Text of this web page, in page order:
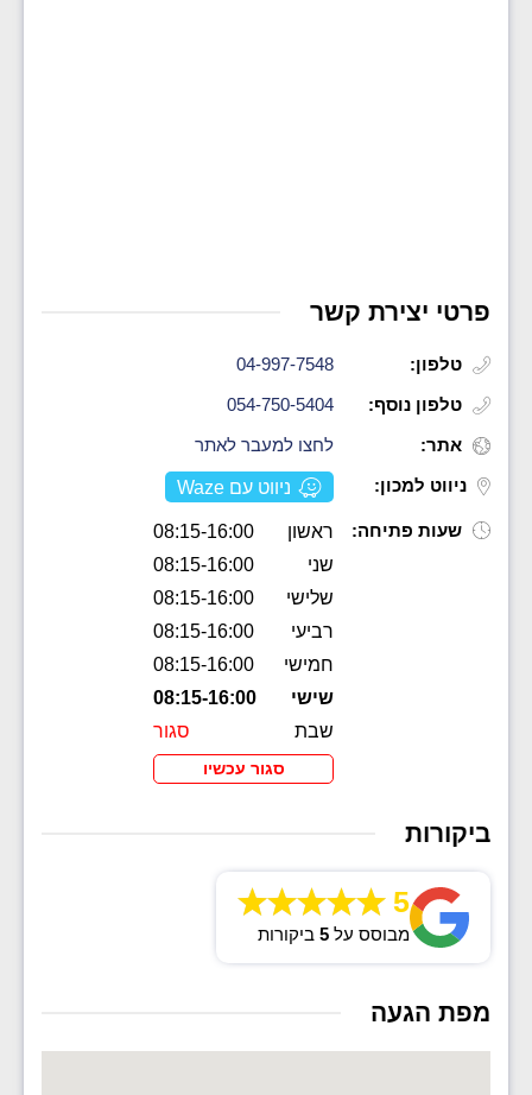
פרטי יצירת קשר
טלפון:
04-997-7548
טלפון נוסף:
054-750-5404
אתר:
לחצו למעבר לאתר
ניווט למכון:
ניווט עם Waze
שעות פתיחה: ראשון
08:15-16:00
שני
08:15-16:00
שלישי
08:15-16:00
רביעי
08:15-16:00
חמישי
08:15-16:00
שישי
08:15-16:00
שבת
סגור
סגור עכשיו
ביקורות
5
מבוסס על 5 ביקורות
מפת הגעה